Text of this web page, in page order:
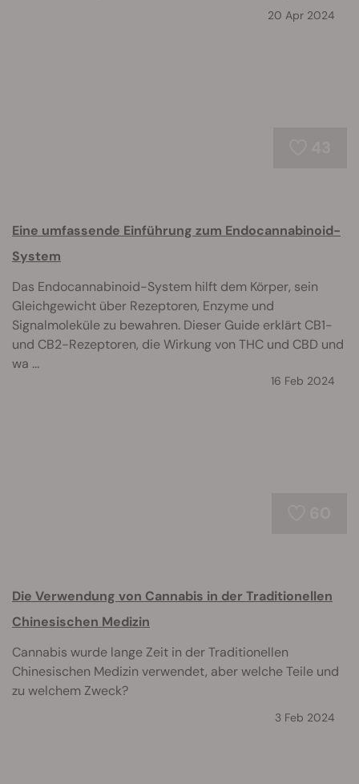
20 Apr 2024
Eine umfassende Einführung zum Endocannabinoid-
System
Das Endocannabinoid-System hilft dem Körper, sein
Gleichgewicht über Rezeptoren, Enzyme und
Signalmoleküle zu bewahren. Dieser Guide erklärt CB1-
und CB2-Rezeptoren, die Wirkung von THC und CBD und
wa ...
16 Feb 2024
Die Verwendung von Cannabis in der Traditionellen
Chinesischen Medizin
Cannabis wurde lange Zeit in der Traditionellen
Chinesischen Medizin verwendet, aber welche Teile und
zu welchem Zweck?
3 Feb 2024